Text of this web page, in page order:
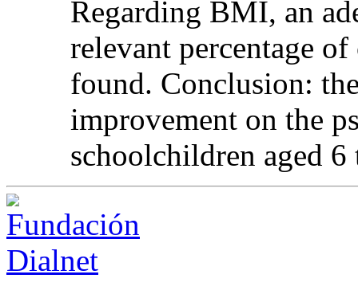
Regarding BMI, an
relevant percentage
found. Conclusion:
improvement on the
schoolchildren aged 6